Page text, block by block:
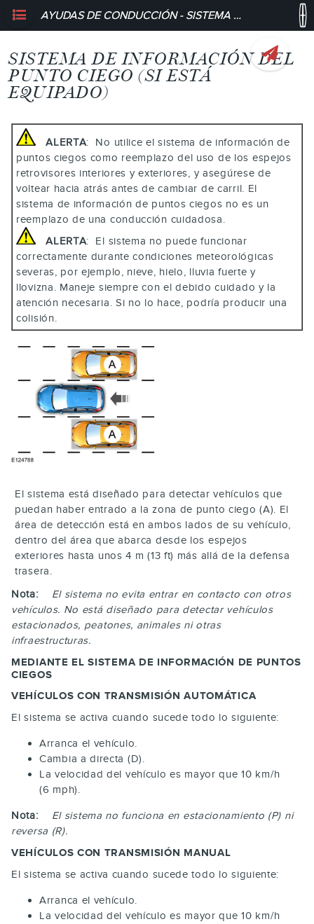
AYUDAS DE CONDUCCIÓN - SISTEMA DE INFORMACIÓN DEL PUNTO CIEGO (SI ESTÁ EQUIPADO)
SISTEMA DE INFORMACIÓN DEL
PUNTO CIEGO (SI ESTÁ
EQUIPADO)
ALERTA: No utilice el sistema de información de
puntos ciegos como reemplazo del uso de los espejos
retrovisores interiores y exteriores, y asegúrese de
voltear hacia atrás antes de cambiar de carril. El
sistema de información de puntos ciegos no es un
reemplazo de una conducción cuidadosa.
ALERTA: El sistema no puede funcionar
correctamente durante condiciones meteorológicas
severas, por ejemplo, nieve, hielo, lluvia fuerte y
llovizna. Maneje siempre con el debido cuidado y la
atención necesaria. Si no lo hace, podría producir una
colisión.
El sistema está diseñado para detectar vehículos que
puedan haber entrado a la zona de punto ciego (A). El
área de detección está en ambos lados de su vehículo,
dentro del área que abarca desde los espejos
exteriores hasta unos 4 m (13 ft) más allá de la defensa
trasera.
Nota:
El sistema no evita entrar en contacto con otros
vehículos. No está diseñado para detectar vehículos
estacionados, peatones, animales ni otras
infraestructuras.
MEDIANTE EL SISTEMA DE INFORMACIÓN DE PUNTOS
CIEGOS
VEHÍCULOS CON TRANSMISIÓN AUTOMÁTICA
El sistema se activa cuando sucede todo lo siguiente:
Arranca el vehículo.
Cambia a directa (D).
La velocidad del vehículo es mayor que 10 km/h
(6 mph).
Nota:
El sistema no funciona en estacionamiento (P) ni
reversa (R).
VEHÍCULOS CON TRANSMISIÓN MANUAL
El sistema se activa cuando sucede todo lo siguiente:
Arranca el vehículo.
La velocidad del vehículo es mayor que 10 km/h